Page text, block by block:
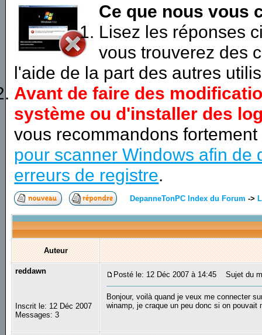
Ce que nous vous
Lisez les réponses
vous trouverez des
l'aide de la part des autres
Avant de faire des
système ou d'installer des
vous recommandons
pour scanner Windows afin de
erreurs de registre.
DepanneTonPC Index du Forum ->
Auteur
reddawn
Inscrit le: 12 Déc 2007
Messages: 3
Posté le: 12 Déc 2007 à 14:45 Sujet du
Bonjour, voilà quand je veux me connecter
winamp, je craque un peu donc si on